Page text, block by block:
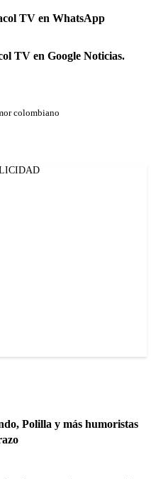
TV en WhatsApp
TV en Google Noticias.
colombiano
Polilla y más humoristas